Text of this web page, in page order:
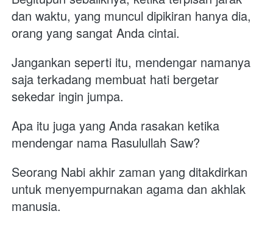
dan waktu, yang muncul dipikiran hanya dia,
orang yang sangat Anda cintai.
Jangankan seperti itu, mendengar namanya
saja terkadang membuat hati bergetar
sekedar ingin jumpa.
Apa itu juga yang Anda rasakan ketika
mendengar nama Rasulullah Saw?
Seorang Nabi akhir zaman yang ditakdirkan
untuk menyempurnakan agama dan akhlak
manusia.